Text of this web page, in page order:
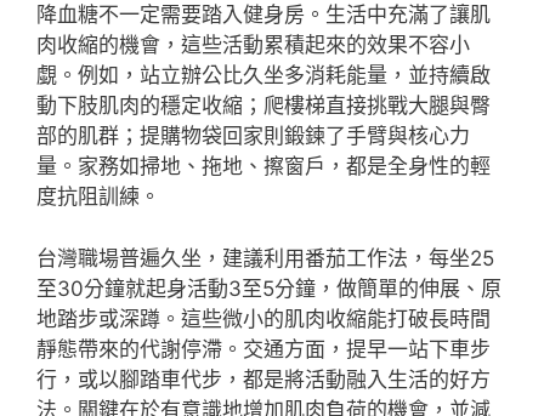
降血糖不一定需要踏入健身房。生活中充滿了讓肌
肉收縮的機會，這些活動累積起來的效果不容小
覷。例如，站立辦公比久坐多消耗能量，並持續啟
動下肢肌肉的穩定收縮；爬樓梯直接挑戰大腿與臀
部的肌群；提購物袋回家則鍛鍊了手臂與核心力
量。家務如掃地、拖地、擦窗戶，都是全身性的輕
度抗阻訓練。
台灣職場普遍久坐，建議利用番茄工作法，每坐25
至30分鐘就起身活動3至5分鐘，做簡單的伸展、原
地踏步或深蹲。這些微小的肌肉收縮能打破長時間
靜態帶來的代謝停滯。交通方面，提早一站下車步
行，或以腳踏車代步，都是將活動融入生活的好方
法。關鍵在於有意識地增加肌肉負荷的機會，並減